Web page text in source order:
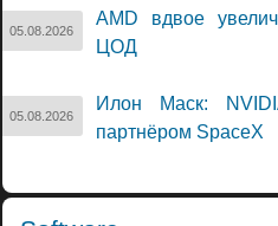
05.08.2026
AMD вдвое
ЦОД
05.08.2026
Илон Маск:
партнёром SpaceX